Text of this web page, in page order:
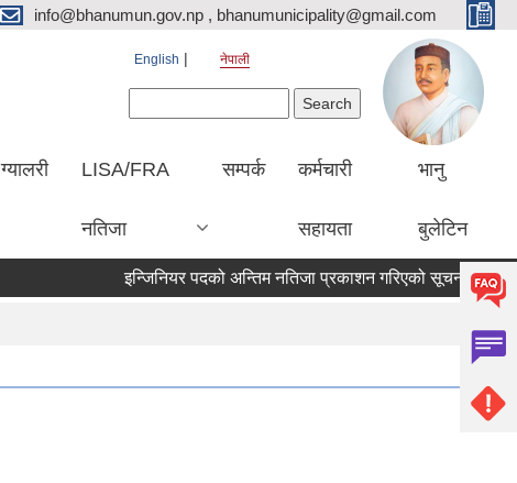
info@bhanumun.gov.np , bhanumunicipality@gmail.com
English नेपाली
ग्यालरी LISA/FRA
नतिजा
सम्पर्क कर्मचारी
सहायता
भानु
बुलेटिन
इन्जिनियर पदको अन्तिम नतिजा प्रकाशन गरिएको सूचना !!!